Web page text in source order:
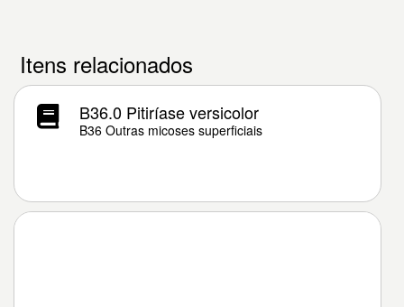
Itens relacionados
B36.0 Pitiríase versicolor
B36 Outras micoses superficiais